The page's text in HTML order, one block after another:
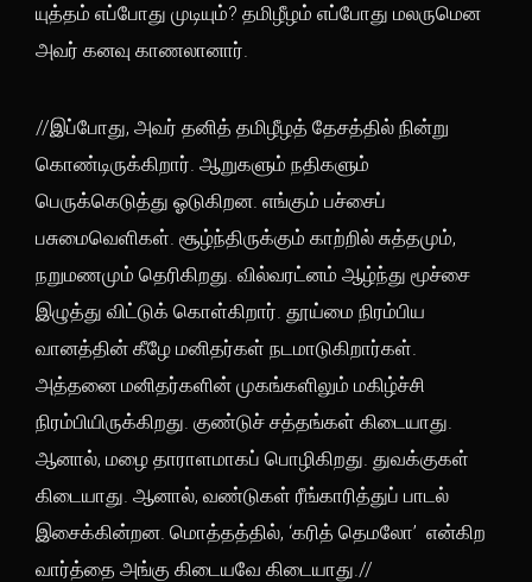
யுத்தம் எப்போது முடியும்? தமிழீழம் எப்போது மலருமென
அவர் கனவு காணலானார்.
//இப்போது, அவர் தனித் தமிழீழத் தேசத்தில் நின்று
கொண்டிருக்கிறார். ஆறுகளும் நதிகளும்
பெருக்கெடுத்து ஓடுகிறன. எங்கும் பச்சைப்
பசுமைவெளிகள். சூழ்ந்திருக்கும் காற்றில் சுத்தமும்,
நறுமணமும் தெரிகிறது. வில்வரட்னம் ஆழ்ந்து மூச்சை
இழுத்து விட்டுக் கொள்கிறார். தூய்மை நிரம்பிய
வானத்தின் கீழே மனிதர்கள் நடமாடுகிறார்கள்.
அத்தனை மனிதர்களின் முகங்களிலும் மகிழ்ச்சி
நிரம்பியிருக்கிறது. குண்டுச் சத்தங்கள் கிடையாது.
ஆனால், மழை தாராளமாகப் பொழிகிறது. துவக்குகள்
கிடையாது. ஆனால், வண்டுகள் ரீங்காரித்துப் பாடல்
இசைக்கின்றன. மொத்தத்தில், ‘கரித் தெமலோ’ என்கிற
வார்த்தை அங்கு கிடையவே கிடையாது.//